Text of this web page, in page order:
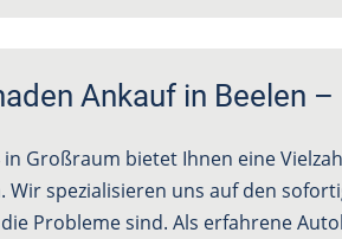
Ankauf in Beelen
Großraum bietet Ihnen eine
Wir spezialisieren uns auf den
Probleme sind. Als erfahrene